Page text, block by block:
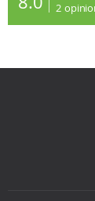
2